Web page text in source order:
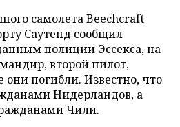
самолета Beechcraft
Саутенд сообщил
полиции Эссекса, на
второй пилот,
они погибли. Известно, что
Нидерландов, а
Чили.